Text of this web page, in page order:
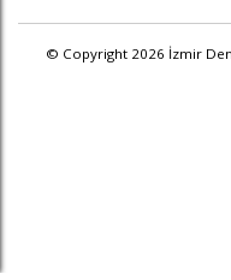
© Copyright 2026 İzmir